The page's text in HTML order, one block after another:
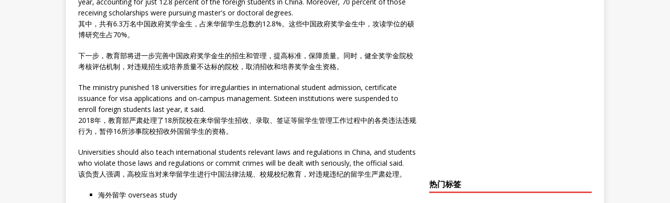
receiving scholarships were pursuing master's or doctoral degrees.
其中，共有6.3万名中国政府奖学金生，占来华留学生总数的12.8%。这些中国政府奖学金生中，攻读学位的硕
博研究生占70%。
下一步，教育部将进一步完善中国政府奖学金生的招生和管理，提高标准，保障质量。同时，健全奖学金院校
考核评估机制，对违规招生或培养质量不达标的院校，取消招收和培养奖学金生资格。
The ministry punished 18 universities for irregularities in international student admission, certificate
issuance for visa applications and on-campus management. Sixteen institutions were suspended to
enroll foreign students last year, it said.
2018年，教育部严肃处理了18所院校在来华留学生招收、录取、签证等留学生管理工作过程中的各类违法违规
行为，暂停16所涉事院校招收外国留学生的资格。
Universities should also teach international students relevant laws and regulations in China, and students
who violate those laws and regulations or commit crimes will be dealt with seriously, the official said.
该负责人强调，高校应当对来华留学生进行中国法律法规、校规校纪教育，对违规违纪的留学生严肃处理。
海外留学 overseas study
热门标签